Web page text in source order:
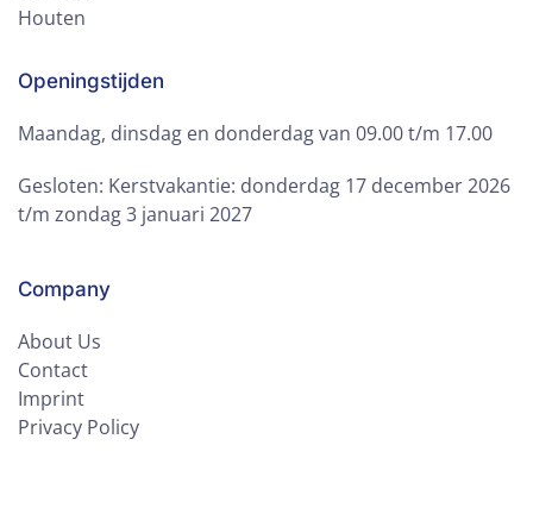
Houten
Openingstijden
Maandag, dinsdag en donderdag van 09.00 t/m 17.00
Gesloten: Kerstvakantie: donderdag 17 december 2026
t/m zondag 3 januari 2027
Company
About Us
Contact
Imprint
Privacy Policy